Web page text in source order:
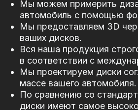
Мы можем примерить
автомобиль с помощью
Мы предоставляем 3D
ваших дисков.
Вся наша продукция
в соответствии с
Мы проектируем диски
массе вашего автомобиля.
По сравнению со
диски имеют самое